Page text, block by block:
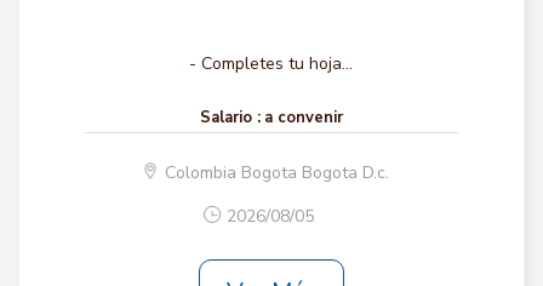
- Completes tu hoja...
Salario : a convenir
Colombia Bogota Bogota D.c.
2026/08/05